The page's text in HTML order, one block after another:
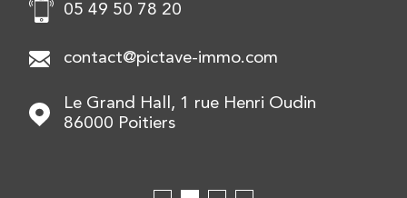
05 49 50 78 20
contact@pictave-immo.com
Le Grand Hall, 1 rue Henri Oudin
86000
Poitiers